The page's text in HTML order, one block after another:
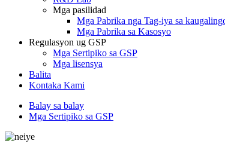
Mga pasilidad
Mga Pabrika nga Tag-iya sa
Mga Pabrika sa Kasosyo
Regulasyon ug GSP
Mga Sertipiko sa GSP
Mga lisensya
Balita
Kontaka Kami
Balay sa balay
Mga Sertipiko sa GSP